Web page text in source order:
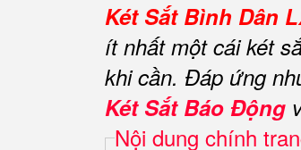
Két Sắt Bình Dân
ít nhất một cái két
khi cần. Đáp ứng
Két Sắt Báo Động
Nội dung chính